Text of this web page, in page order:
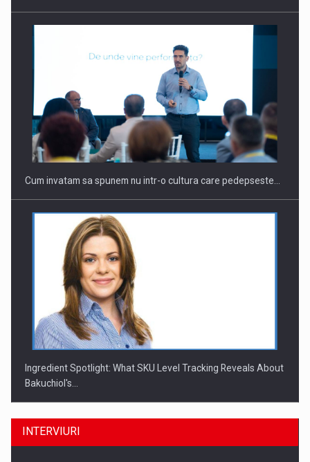
Webinar - Business Evolution-RETHINK STRATEGY-Finantare
Investitii Digitalizare
Cum invatam sa spunem nu intr-o cultura care pedepseste…
Ingredient Spotlight: What SKU Level Tracking Reveals About
Bakuchiol's…
INTERVIURI